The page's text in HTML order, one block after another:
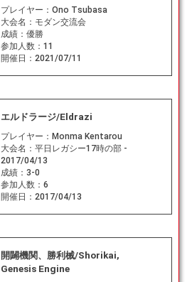
プレイヤー： Ono Tsubasa
大会名： モダン交流会
成績： 優勝
参加人数： 11
開催日： 2021/07/11
エルドラージ/Eldrazi
プレイヤー： Monma Kentarou
大会名： 平日レガシー17時の部 -
2017/04/13
成績： 3-0
参加人数： 6
開催日： 2017/04/13
開闢機関、勝利械/Shorikai,
Genesis Engine